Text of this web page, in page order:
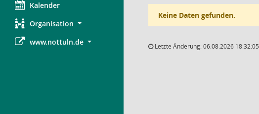
Kalender
Organisation
www.nottuln.de
Keine Daten gefunden.
Letzte Änderung: 06.08.2026 18:32:05